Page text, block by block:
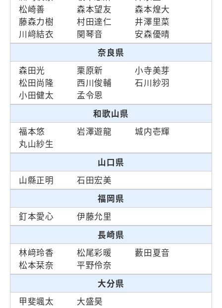
松崎善
森本望友
森本煌大
藤森力樹
村田達仁
井澤里菜
川﨑結衣
関琴音
安森優晴
奈良県
森田光
栗原新
小寺美芽
松田尚隆
西川俊輔
石川紗羽
小田健太
孟令恩
和歌山県
福本悠
岩澤遊龍
城内壱輝
丸山紗生
山口県
山縣正明
石田宏美
福岡県
釘本愛心
伊藤允里
長崎県
林﨑玲香
松尾彩暖
藪田夏音
松本栞奈
平野伶奈
大分県
甲斐颯太
大盛昊